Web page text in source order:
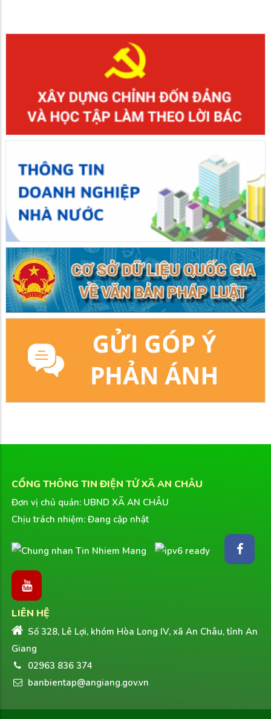
CỔNG THÔNG TIN ĐIỆN TỬ XÃ AN CHÂU
Đơn vị chủ quản: UBND XÃ AN CHÂU
Chịu trách nhiệm: Đang cập nhật
LIÊN HỆ
Số 328, Lê Lợi, khóm Hòa Long IV, xã An Châu, tỉnh An
Giang
02963 836 374
banbientap@angiang.gov.vn